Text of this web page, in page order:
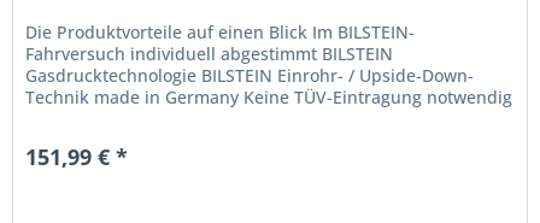
Die Produktvorteile auf einen Blick Im BILSTEIN-
Fahrversuch individuell abgestimmt BILSTEIN
Gasdrucktechnologie BILSTEIN Einrohr- / Upside-Down-
Technik made in Germany Keine TÜV-Eintragung notwendig
151,99 € *